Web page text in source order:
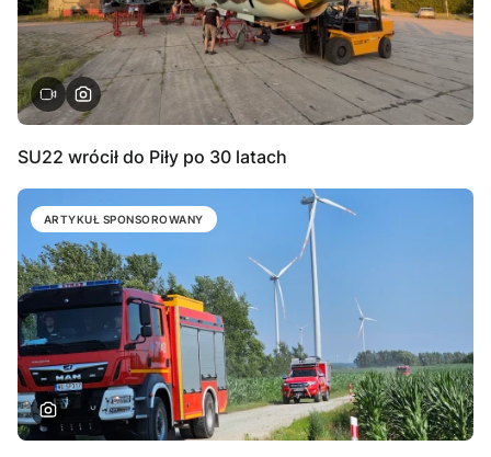
SU22 wrócił do Piły po 30 latach
ARTYKUŁ SPONSOROWANY